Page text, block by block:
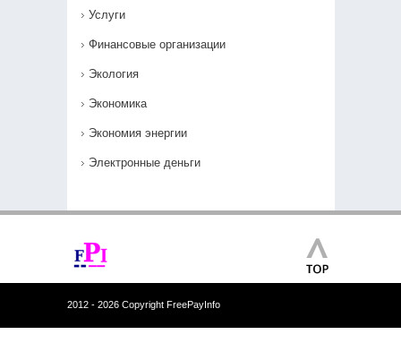
Услуги
Финансовые организации
Экология
Экономика
Экономия энергии
Электронные деньги
2012 - 2026 Copyright FreePayInfo